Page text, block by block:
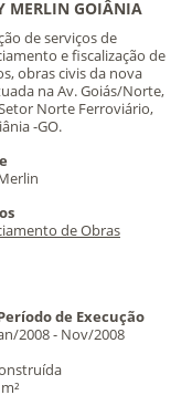
MERLIN GOIÂNIA
de serviços de
e fiscalização de
obras civis da nova
na Av. Goiás/Norte,
Norte Ferroviário,
-GO.
de Obras
de Execução
2008 - Nov/2008